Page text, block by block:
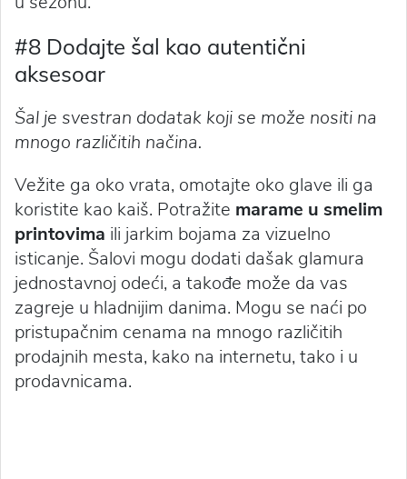
#8 Dodajte šal kao autentični
aksesoar
Šal je svestran dodatak koji se može nositi na
mnogo različitih načina.
Vežite ga oko vrata, omotajte oko glave ili ga
koristite kao kaiš. Potražite marame u smelim
printovima ili jarkim bojama za vizuelno
isticanje. Šalovi mogu dodati dašak glamura
jednostavnoj odeći, a takođe može da vas
zagreje u hladnijim danima. Mogu se naći po
pristupačnim cenama na mnogo različitih
prodajnih mesta, kako na internetu, tako i u
prodavnicama.